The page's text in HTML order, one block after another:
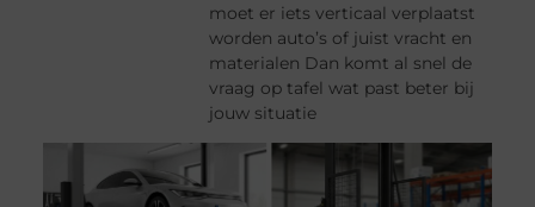
moet er iets verticaal verplaatst
worden auto’s of juist vracht en
materialen Dan komt al snel de
vraag op tafel wat past beter bij
jouw situatie